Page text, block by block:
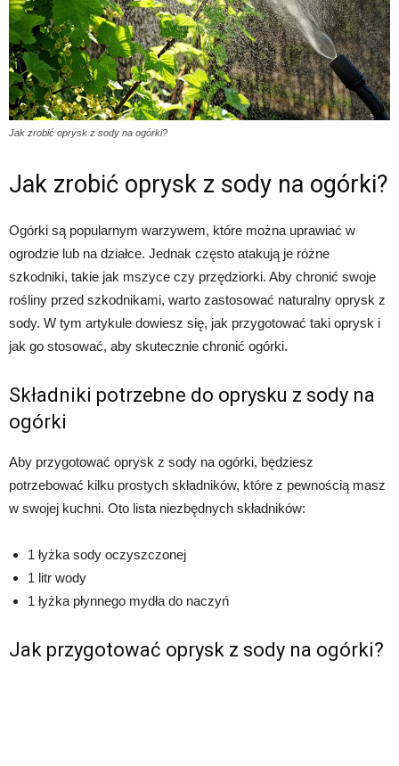
Jak zrobić oprysk z sody na ogórki?
Jak zrobić oprysk z sody na ogórki?
Ogórki są popularnym warzywem, które można uprawiać w
ogrodzie lub na działce. Jednak często atakują je różne
szkodniki, takie jak mszyce czy przędziorki. Aby chronić swoje
rośliny przed szkodnikami, warto zastosować naturalny oprysk z
sody. W tym artykule dowiesz się, jak przygotować taki oprysk i
jak go stosować, aby skutecznie chronić ogórki.
Składniki potrzebne do oprysku z sody na
ogórki
Aby przygotować oprysk z sody na ogórki, będziesz
potrzebować kilku prostych składników, które z pewnością masz
w swojej kuchni. Oto lista niezbędnych składników:
1 łyżka sody oczyszczonej
1 litr wody
1 łyżka płynnego mydła do naczyń
Jak przygotować oprysk z sody na ogórki?